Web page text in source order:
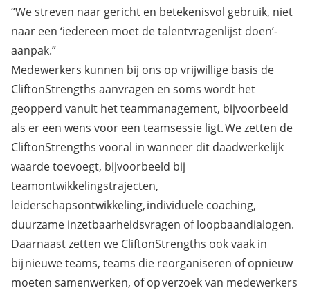
“We streven naar gericht en betekenisvol gebruik, niet
naar een ‘iedereen moet de talentvragenlijst doen’-
aanpak.”
Medewerkers kunnen bij ons op vrijwillige basis de
CliftonStrengths aanvragen en soms wordt het
geopperd vanuit het teammanagement, bijvoorbeeld
als er een wens voor een teamsessie ligt. We zetten de
CliftonStrengths vooral in wanneer dit daadwerkelijk
waarde toevoegt, bijvoorbeeld bij
teamontwikkelingstrajecten,
leiderschapsontwikkeling, individuele coaching,
duurzame inzetbaarheidsvragen of loopbaandialogen.
Daarnaast zetten we CliftonStrengths ook vaak in
bij nieuwe teams, teams die reorganiseren of opnieuw
moeten samenwerken, of op verzoek van medewerkers